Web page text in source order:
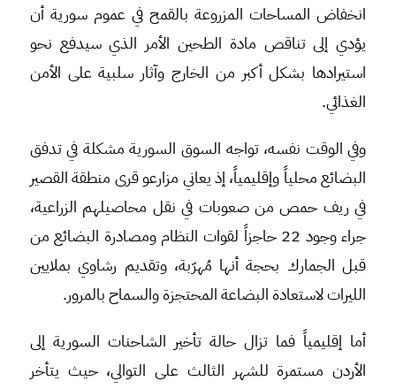
انخفاض المساحات المزروعة بالقمح في عموم سورية أن
يؤدي إلى تناقص مادة الطحين الأمر الذي سيدفع نحو
استيرادها بشكل أكبر من الخارج وآثار سلبية على الأمن
الغذائي.
وفي الوقت نفسه، تواجه السوق السورية مشكلة في تدفق
البضائع محلياً وإقليمياً، إذ يعاني مزارعو قرى منطقة القصير
في ريف حمص من صعوبات في نقل محاصيلهم الزراعية،
جراء وجود 22 حاجزاً لقوات النظام ومصادرة البضائع من
قبل الجمارك بحجة أنها مُهرّبة، وتقديم رشاوي بملايين
الليرات لاستعادة البضاعة المحتجزة والسماح بالمرور.
أما إقليمياً فما تزال حالة تأخير الشاحنات السورية إلى
الأردن مستمرة للشهر الثالث على التوالي، حيث يتأخر